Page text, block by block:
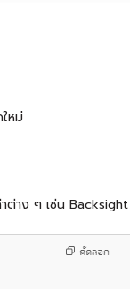
หม่
ง ๆ เช่น Backsight